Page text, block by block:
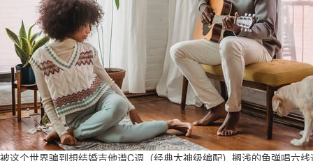
被这个世界骗到想结婚吉他谱C调（经典大神级编配）搁浅的鱼弹唱六线